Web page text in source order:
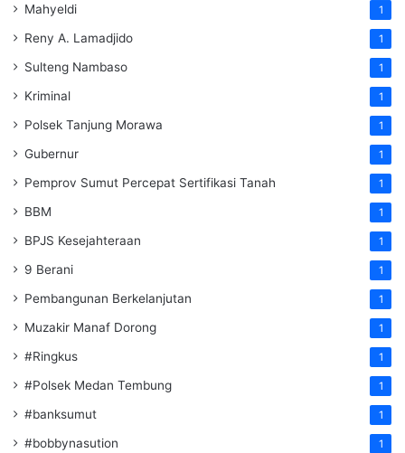
Mahyeldi 1
Reny A. Lamadjido 1
Sulteng Nambaso 1
Kriminal 1
Polsek Tanjung Morawa 1
Gubernur 1
Pemprov Sumut Percepat Sertifikasi Tanah 1
BBM 1
BPJS Kesejahteraan 1
9 Berani 1
Pembangunan Berkelanjutan 1
Muzakir Manaf Dorong 1
#Ringkus 1
#Polsek Medan Tembung 1
#banksumut 1
#bobbynasution 1